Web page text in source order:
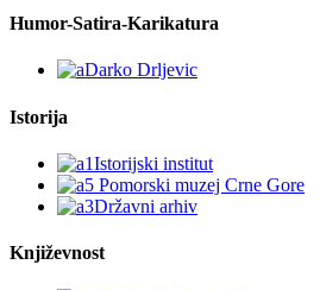
Humor-Satira-Karikatura
Istorija
Književnost